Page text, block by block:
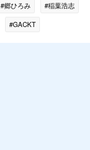
#郷ひろみ
#稲葉浩志
#GACKT